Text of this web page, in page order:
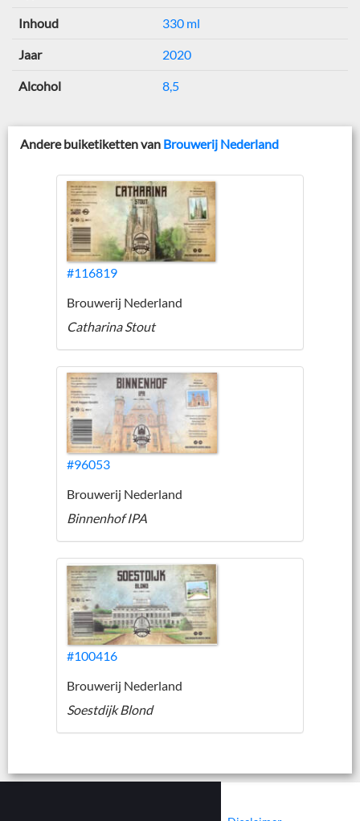
Inhoud 330 ml
Jaar 2020
Alcohol 8,5
Andere buiketiketten van Brouwerij Nederland
#116819
Brouwerij Nederland
Catharina Stout
#96053
Brouwerij Nederland
Binnenhof IPA
#100416
Brouwerij Nederland
Soestdijk Blond